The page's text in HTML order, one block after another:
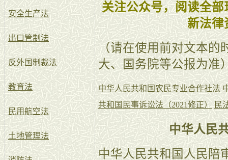
安全生产法
出口管制法
反外国制裁法
教育法
民用航空法
土地管理法
关注公众号，阅读全
新法律
（请在使用前对文本的
大、国务院等公报为准
中华人民共和国农民专业合作社法
共和国民事诉讼法（2021修正） 民
中华人民
中华人民共和国人民陪